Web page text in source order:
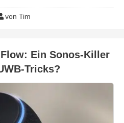
von Tim
Ein Sonos-Killer
Tricks?